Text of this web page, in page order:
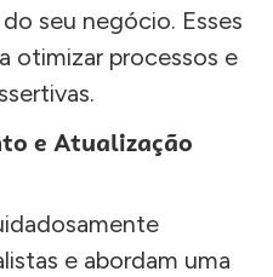
seu negócio. Esses
otimizar processos e
e Atualização
e abordam uma